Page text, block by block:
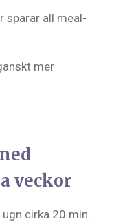
sparar all meal-
mer
veckor
cirka 20 min.